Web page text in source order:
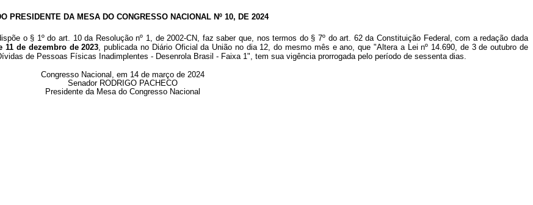
PRESIDENTE DA MESA DO CONGRESSO NACIONAL Nº 10, DE 2024
o § 1º do art. 10 da Resolução nº 1, de 2002-CN, faz saber que, nos termos do § 7º do art. 62 da Constituição Federal, com a redação dada
11 de dezembro de 2023, publicada no Diário Oficial da União no dia 12, do mesmo mês e ano, que "Altera a Lei nº 14.690, de 3 de outubro de
de Pessoas Físicas Inadimplentes - Desenrola Brasil - Faixa 1", tem sua vigência prorrogada pelo período de sessenta dias.
Congresso Nacional, em 14 de março de 2024
Senador RODRIGO PACHECO
Presidente da Mesa do Congresso Nacional